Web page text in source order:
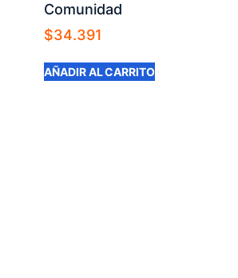
Comunidad
$34.391
AÑADIR AL CARRITO